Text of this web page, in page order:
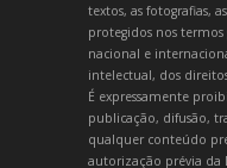
textos, as fotografias,
protegidos nos
nacional e
intelectual, dos
É expressamente
publicação, difusão,
qualquer conteúdo
autorização prévia da